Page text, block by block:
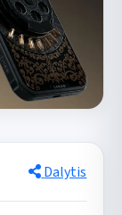
Dalytis